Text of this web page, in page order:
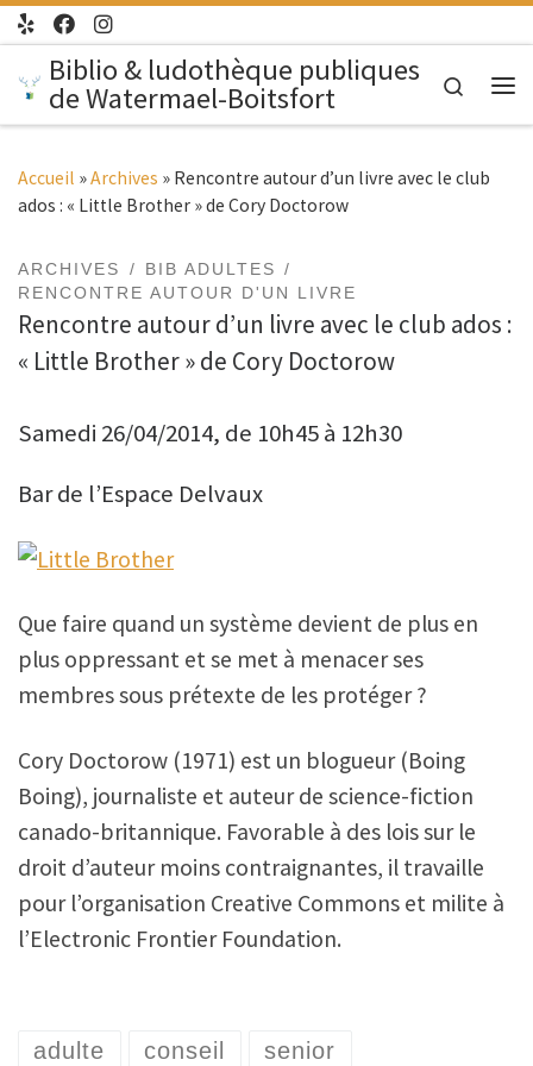
Passer au contenu
Biblio & ludothèque publiques
de Watermael-Boitsfort
Search
Accueil »Archives » Rencontre autour d’un livre avec le club
ados : « Little Brother » de Cory Doctorow
ARCHIVES
BIB ADULTES
RENCONTRE AUTOUR D'UN LIVRE
Rencontre autour d’un livre avec le club ados :
« Little Brother » de Cory Doctorow
Samedi 26/04/2014, de 10h45 à 12h30
Bar de l’Espace Delvaux
Que faire quand un système devient de plus en
plus oppressant et se met à menacer ses
membres sous prétexte de les protéger ?
Cory Doctorow (1971) est un blogueur (Boing
Boing), journaliste et auteur de science-fiction
canado-britannique. Favorable à des lois sur le
droit d’auteur moins contraignantes, il travaille
pour l’organisation Creative Commons et milite à
l’Electronic Frontier Foundation.
adulte conseil senior